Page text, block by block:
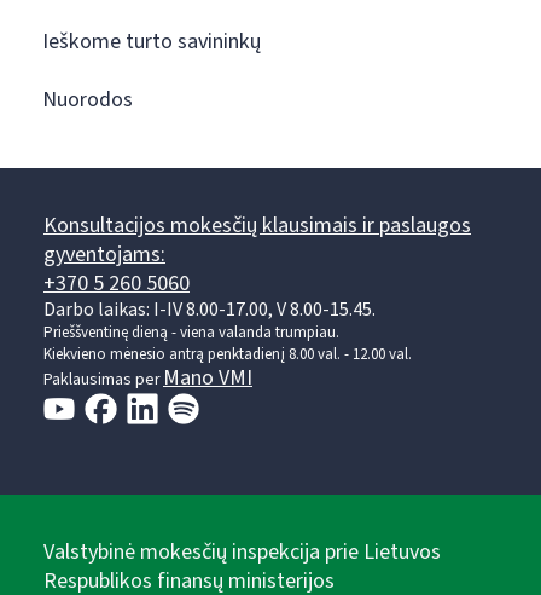
Ieškome turto savininkų
Nuorodos
Konsultacijos mokesčių klausimais ir paslaugos
gyventojams:
+370 5 260 5060
Darbo laikas: I-IV 8.00-17.00, V 8.00-15.45.
Prieššventinę dieną - viena valanda trumpiau.
Kiekvieno mėnesio antrą penktadienį 8.00 val. - 12.00 val.
Paklausimas perMano VMI
Valstybinė mokesčių inspekcija prie Lietuvos
Respublikos finansų ministerijos